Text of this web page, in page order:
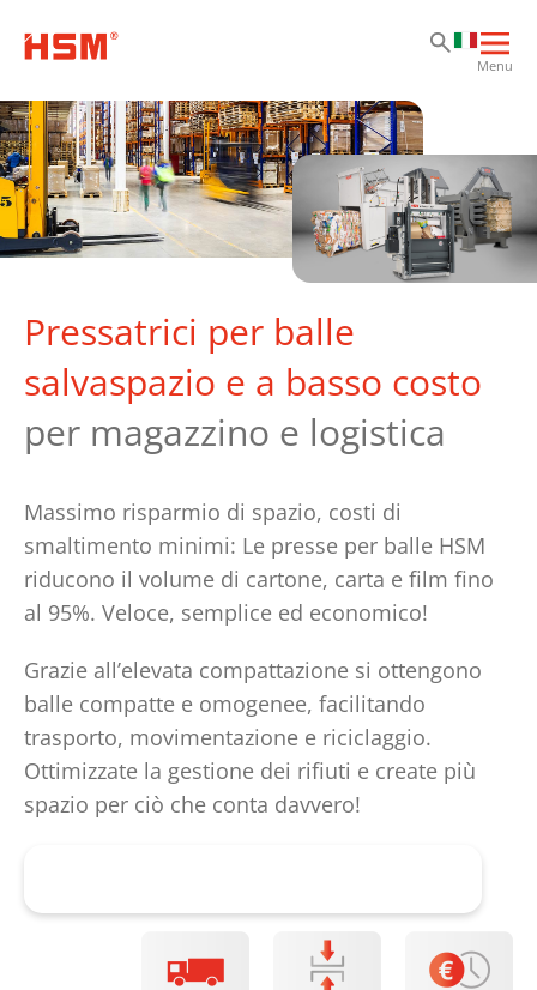
Apri
la
Menu
Pressatrici per balle
salvaspazio e a basso costo
per magazzino e logistica
Massimo risparmio di spazio, costi di
smaltimento minimi: Le presse per balle HSM
riducono il volume di cartone, carta e film fino
al 95%. Veloce, semplice ed economico!
Grazie all’elevata compattazione si ottengono
balle compatte e omogenee, facilitando
trasporto, movimentazione e riciclaggio.
Ottimizzate la gestione dei rifiuti e create più
spazio per ciò che conta davvero!